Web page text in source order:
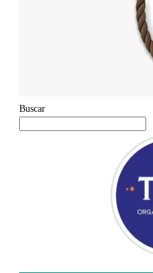
Buscar